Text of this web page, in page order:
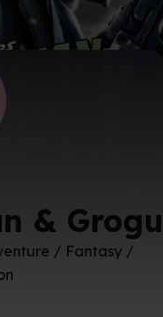
& Grogu
/ Fantasy /